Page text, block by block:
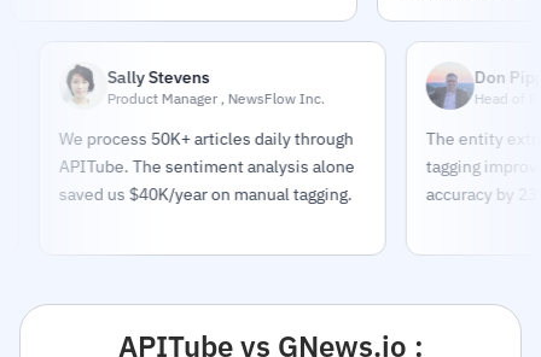
Sally Stevens
Product Manager , NewsFlow Inc.
We process 50K+ articles daily through
APITube. The sentiment analysis alone
saved us $40K/year on manual tagging.
Don Pippert
Head of
The entity extraction
tagging improved
accuracy by 23%.
APITube vs GNews.io :